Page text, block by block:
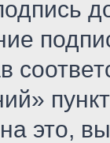
это,